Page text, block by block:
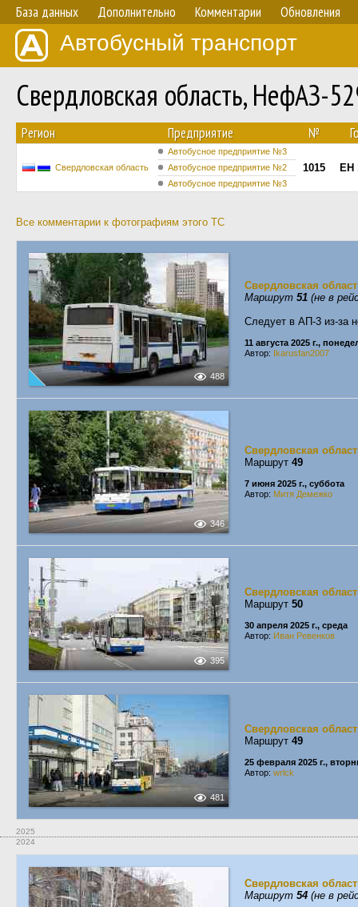
База данных Дополнительно Комментарии Обновления
Автобусный транспорт
Свердловская область, НефАЗ-
Регион Предприятие №
Свердловская область
Автобусное предприятие №3
1015 ЕН
Автобусное предприятие №2
Автобусное предприятие №3
Все комментарии к фотографиям этого ТС
488
Свердловская
Маршрут 51 (не в
Следует в АП-3 из-за
11 августа 2025 г.,
Автор: Ikarusfan2007
346
Свердловская
Маршрут 49
7 июня 2025 г., суббота
Автор: Митя Демежко
395
Свердловская
Маршрут 50
30 апреля 2025 г., среда
Автор: Иван Ревенков
481
Свердловская
Маршрут 49
25 февраля 2025 г.,
Автор: wrlck
2025
2024
Свердловская
Маршрут 54 (не в